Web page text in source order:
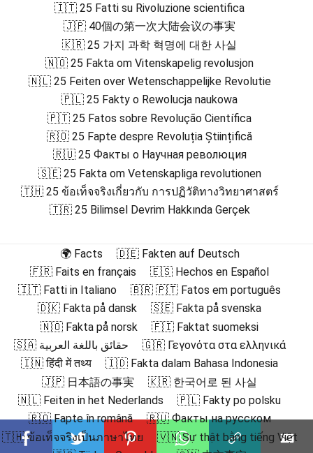
🇮🇹 25 Fatti su Rivoluzione scientifica
🇯🇵 40個の第一次大陆会议の事実
🇰🇷 25 가지 과학 혁명에 대한 사실
🇳🇴 25 Fakta om Vitenskapelig revolusjon
🇳🇱 25 Feiten over Wetenschappelijke Revolutie
🇵🇱 25 Fakty o Rewolucja naukowa
🇵🇹 25 Fatos sobre Revolução Científica
🇷🇴 25 Fapte despre Revoluția Științifică
🇷🇺 25 Факты о Научная революция
🇸🇪 25 Fakta om Vetenskapliga revolutionen
🇹🇭 25 ข้อเท็จจริงเกี่ยวกับ การปฏิวัติทางวิทยาศาสตร์
🇹🇷 25 Bilimsel Devrim Hakkında Gerçek
🌍 Facts
🇩🇪 Fakten auf Deutsch
🇫🇷 Faits en français
🇪🇸 Hechos en Español
🇮🇹 Fatti in Italiano
🇧🇷 🇵🇹 Fatos em português
🇩🇰 Fakta på dansk
🇸🇪 Fakta på svenska
🇳🇴 Fakta på norsk
🇫🇮 Faktat suomeksi
🇸🇦 حقائق باللغة العربية
🇬🇷 Γεγονότα στα ελληνικά
🇮🇳 हिंदी में तथ्य
🇮🇩 Fakta dalam Bahasa Indonesia
🇯🇵 日本語の事実
🇰🇷 한국어로 된 사실
🇳🇱 Feiten in het Nederlands
🇵🇱 Fakty po polsku
🇷🇴 Fapte în română
🇷🇺 Факты на русском
🇹🇭 ข้อเท็จจริงเป็นภาษาไทย
🇻🇳 Sự thật bằng tiếng Việt